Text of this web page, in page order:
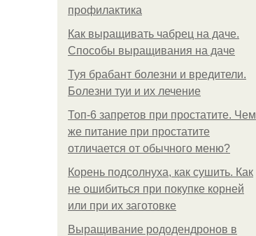
профилактика
Как выращивать чабрец на даче.
Способы выращивания на даче
Туя брабант болезни и вредители.
Болезни туи и их лечение
Топ-6 запретов при простатите. Чем
же питание при простатите
отличается от обычного меню?
Корень подсолнуха, как сушить. Как
не ошибиться при покупке корней
или при их заготовке
Выращивание рододендронов в